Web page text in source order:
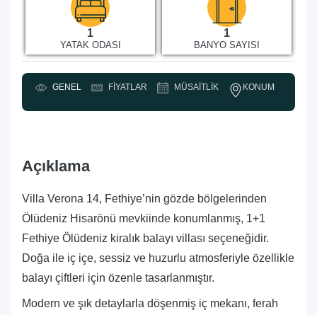
1
YATAK ODASI
1
BANYO SAYISI
GENEL FIYATLAR MÜSAITLIK KONUM
Açıklama
Villa Verona 14, Fethiye’nin gözde bölgelerinden
Ölüdeniz Hisarönü mevkiinde konumlanmış, 1+1
Fethiye Ölüdeniz kiralık balayı villası seçeneğidir.
Doğa ile iç içe, sessiz ve huzurlu atmosferiyle özellikle
balayı çiftleri için özenle tasarlanmıştır.
Modern ve şık detaylarla döşenmiş iç mekanı, ferah